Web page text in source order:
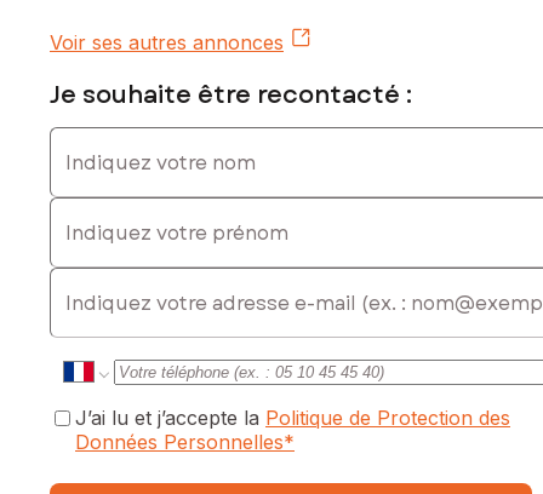
Prix de vente : 55 000 €
Honoraires charge vendeur
Contactez votre conseiller SAFTI : Jean-Pierre SÉMEILLON,
Tél. : 0620196526, E-mail : jeanpierre.semeillon@safti.fr - EI -
Agent commercial immatriculé au RSAC de AGEN sous le
numéro 403 409 105
Voir ses autres annonces
Je souhaite être recontacté :
Indiquez votre nom
Indiquez votre prénom
E-mail
J’ai lu et j’accepte la Politique de Protection des
Données Personnelles*